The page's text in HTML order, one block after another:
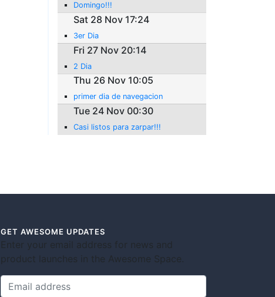
Domingo!!!
Sat 28 Nov 17:24
3er Dia
Fri 27 Nov 20:14
2 Dia
Thu 26 Nov 10:05
primer dia de navegacion
Tue 24 Nov 00:30
Casi listos para zarpar!!!
GET AWESOME UPDATES
Enter your email address for news and
product launches in the Awesome Space.